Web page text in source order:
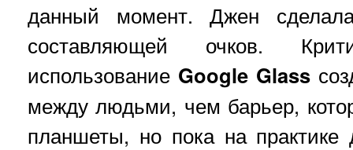
данный момент. Джен
составляющей очков.
использование Google Glass
между людьми, чем барьер,
планшеты, но пока на практике